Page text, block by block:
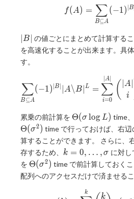
f(A)
f(A) =
B⊆A
∑ (−1) B
|B|
B の値ごとにまとめて計算する
を高速化することが出来ます。具
す。
B⊆A
∑(−1) B A\B L =
i=0
∑
∣A∣
( i
∣A∣
累乗の前計算を \Theta(\sigma
\log L)
Θ(σ log L) time
Θ(σ2 ) time で行っておけば、右辺
算することができます。 さらに、
存するため、 k =
0,\ldots,
\sigma
k = 0, … , σ に対し
を \Theta(\sigma
^ 2)
Θ(σ2 ) time で前計算しておくこ
配列へのアクセスだけで済ませるこ
k
k